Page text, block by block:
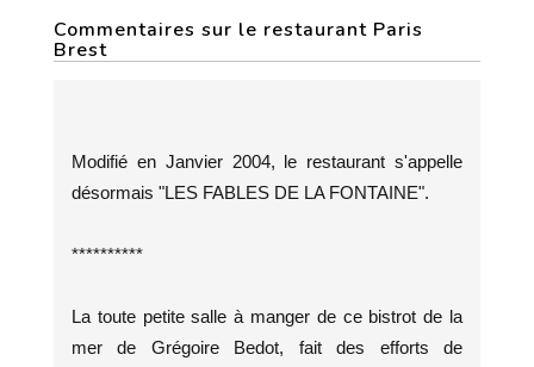
Commentaires sur le restaurant Paris
Brest
Modifié en Janvier 2004, le restaurant s'appelle
désormais "LES FABLES DE LA FONTAINE".
**********
La toute petite salle à manger de ce bistrot de la
mer de Grégoire Bedot, fait des efforts de